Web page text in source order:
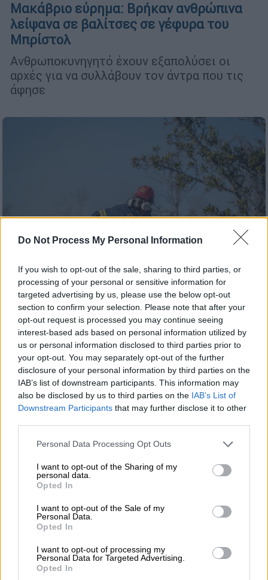
Do Not Process My Personal Information
If you wish to opt-out of the sale, sharing to third parties, or
processing of your personal or sensitive information for
targeted advertising by us, please use the below opt-out
section to confirm your selection. Please note that after your
opt-out request is processed you may continue seeing
interest-based ads based on personal information utilized by
us or personal information disclosed to third parties prior to
your opt-out. You may separately opt-out of the further
disclosure of your personal information by third parties on the
IAB’s list of downstream participants. This information may
also be disclosed by us to third parties on the IAB’s List of
Downstream Participants that may further disclose it to other
Please note that this website/app uses one or more Google
not limited to your visit or usage behaviour. You may click to
grant or deny consent to Google and its third-party tags to
use your data for below specified purposes in below Google
consent section.
Personal Data Processing Opt Outs
I want to opt-out of the Sharing of my
personal data.
Opted In
I want to opt-out of the Sale of my
Personal Data.
Opted In
I want to opt-out of processing my
Personal Data for Targeted Advertising.
Opted In
Μακάβριο εύρημα: Βρήκαν ανθρώπινα
λείψανα σε βαλίτσες σε γέφυρα του
Μπρίστολ
Ανθρωποκυνηγητό έχουν εξαπολύσει οι
αρχές για να συλλάβουν τον άντρα που τις
άφησε
Ελλάδα 02.07.2024 12:43
Μακάβριο εύρημα στην Αμαλιάδα:
Βρήκαν ανθρώπινα οστά κατά τη
διάρκεια κατάσβεσης φωτιάς
Οι πρώτες πληροφορίες